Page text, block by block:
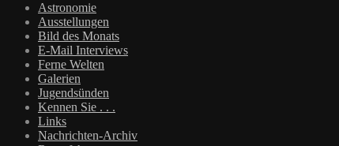
Astronomie
Ausstellungen
Bild des Monats
E-Mail Interviews
Ferne Welten
Galerien
Jugendsünden
Kennen Sie . . .
Links
Nachrichten-Archiv